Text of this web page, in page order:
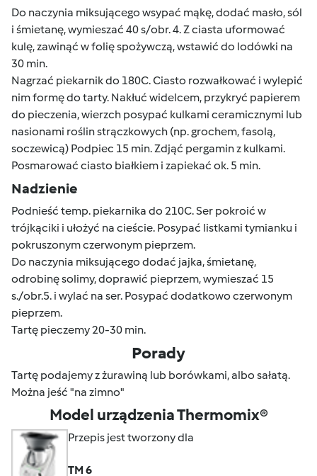
Do naczynia miksującego wsypać mąkę, dodać masło, sól
i śmietanę, wymieszać 40 s/obr. 4. Z ciasta uformować
kulę, zawinąć w folię spożywczą, wstawić do lodówki na
30 min.
Nagrzać piekarnik do 180C. Ciasto rozwałkować i wylepić
nim formę do tarty. Nakłuć widelcem, przykryć papierem
do pieczenia, wierzch posypać kulkami ceramicznymi lub
nasionami roślin strączkowych (np. grochem, fasolą,
soczewicą) Podpiec 15 min. Zdjąć pergamin z kulkami.
Posmarować ciasto białkiem i zapiekać ok. 5 min.
Nadzienie
Podnieść temp. piekarnika do 210C. Ser pokroić w
trójkąciki i ułożyć na cieście. Posypać listkami tymianku i
pokruszonym czerwonym pieprzem.
Do naczynia miksującego dodać jajka, śmietanę,
odrobinę solimy, doprawić pieprzem, wymieszać 15
s./obr.5. i wylać na ser. Posypać dodatkowo czerwonym
pieprzem.
Tartę pieczemy 20-30 min.
Porady
Tartę podajemy z żurawiną lub borówkami, albo sałatą.
Można jeść "na zimno"
Model urządzenia Thermomix®
Przepis jest tworzony dla
TM 6